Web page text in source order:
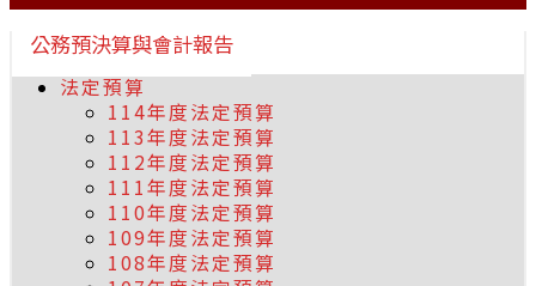
公務預決算與會計報告
法定預算
114年度法定預算
113年度法定預算
112年度法定預算
111年度法定預算
110年度法定預算
109年度法定預算
108年度法定預算